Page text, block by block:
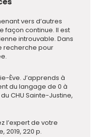
vers d’autres
façon continue. Il est
introuvable. Dans
recherche pour
Ève. J’apprends à
du langage de 0 à
CHU Sainte-Justine,
l’expert de votre
2019, 220 p.